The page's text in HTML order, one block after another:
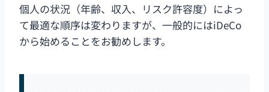
個人の状況（年齢、収入、リスク許容度）によっ
て最適な順序は変わりますが、一般的にはiDeCo
から始めることをお勧めします。